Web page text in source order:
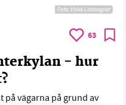
Foto: Volvo Lastvagnar
63
- hur
på vägarna på grund av
swisha en slant till
göra